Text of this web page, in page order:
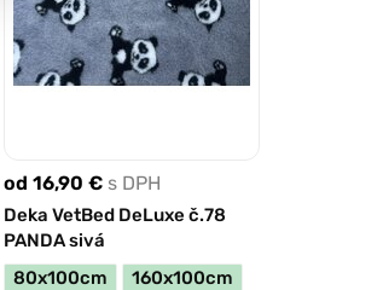
od 16,90 € s DPH
Deka VetBed DeLuxe č.78
PANDA sivá
80x100cm
160x100cm